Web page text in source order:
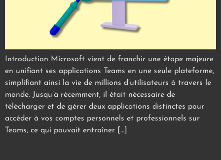
Introduction Microsoft vient de franchir une étape majeure
en unifiant ses applications Teams en une seule plateforme,
simplifiant ainsi la vie de millions d’utilisateurs à travers le
monde. Jusqu’à récemment, il était nécessaire de
télécharger et de gérer deux applications distinctes pour
accéder à vos comptes personnels et professionnels sur
Teams, ce qui pouvait entraîner […]